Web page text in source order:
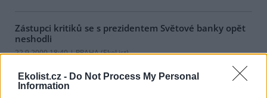
Ekolist.cz - Do Not Process My Personal
Information
Zástupci kritiků se s prezidentem Světové banky opět
neshodli
22.9.2000 18:40 | PRAHA (EkoList)
některých nevládních neziskových organizací mluvili o svých
výhradách vůči
. Tisková konference se konala